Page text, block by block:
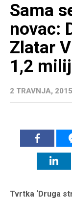
Sama
novac:
Zlatar
1,2
2 TRAVNJA, 2015
Tvrtka ‘Druga